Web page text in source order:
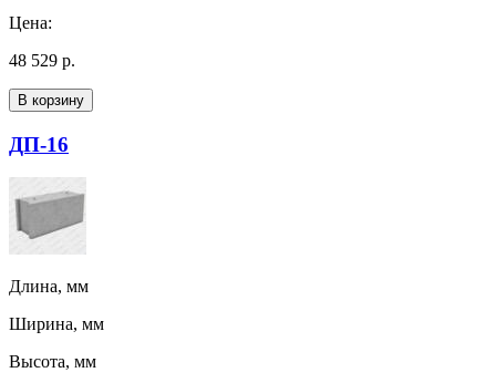
Цена:
48 529 р.
В корзину
ДП-16
Длина, мм
Ширина, мм
Высота, мм